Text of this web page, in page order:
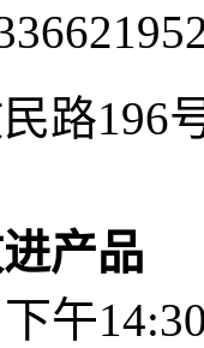
民路
产品
午